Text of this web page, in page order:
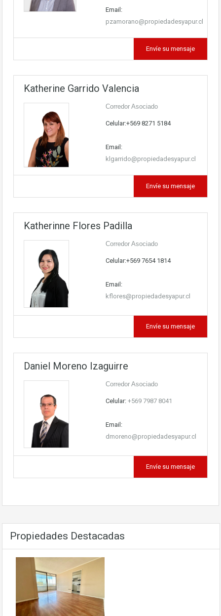
Email:
pzamorano@propiedadesyapur.cl
Envíe su mensaje
Katherine Garrido Valencia
Corredor Asociado
Celular:+569 8271 5184
Email:
klgarrido@propiedadesyapur.cl
Envíe su mensaje
Katherinne Flores Padilla
Corredor Asociado
Celular:+569 7654 1814
Email:
kflores@propiedadesyapur.cl
Envíe su mensaje
Daniel Moreno Izaguirre
Corredor Asociado
Celular: +569 7987 8041
Email:
dmoreno@propiedadesyapur.cl
Envíe su mensaje
Propiedades Destacadas